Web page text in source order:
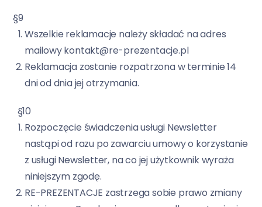
§9
Wszelkie reklamacje należy składać na adres
mailowy kontakt@re-prezentacje.pl
Reklamacja zostanie rozpatrzona w terminie 14
dni od dnia jej otrzymania.
§10
Rozpoczęcie świadczenia usługi Newsletter
nastąpi od razu po zawarciu umowy o korzystanie
z usługi Newsletter, na co jej użytkownik wyraża
niniejszym zgodę.
RE-PREZENTACJE zastrzega sobie prawo zmiany